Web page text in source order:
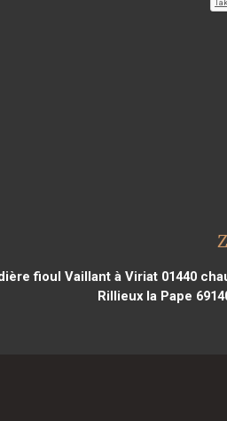
fioul Vaillant à Viriat 01440
Rillieux la Pape